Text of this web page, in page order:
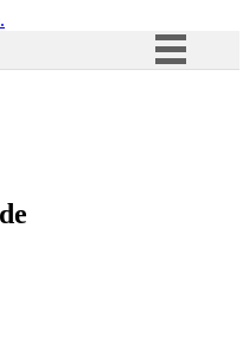
Acesso à informação